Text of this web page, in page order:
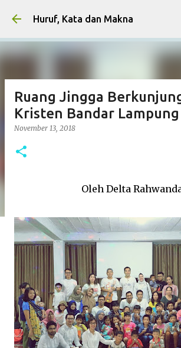
Skip to main content
Huruf, Kata dan Makna
Ruang Jingga
Kristen Bandar Lampung
November 13, 2018
Oleh Delta